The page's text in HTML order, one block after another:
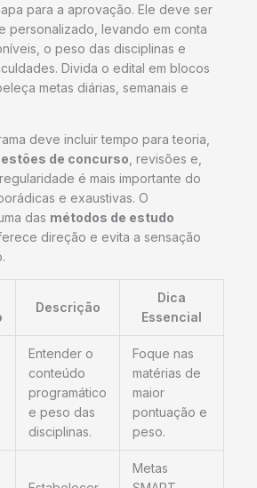
para a aprovação. Ele deve ser
personalizado, levando em conta
o peso das disciplinas e
Divida o edital em blocos
metas diárias, semanais e
deve incluir tempo para teoria,
de concurso , revisões e,
é mais importante do
e exaustivas. O
das métodos de estudo
direção e evita a sensação
Descrição
Dica
Essencial
Entender o
conteúdo
programático
e peso das
disciplinas.
Foque nas
matérias de
maior
pontuação e
peso.
Metas